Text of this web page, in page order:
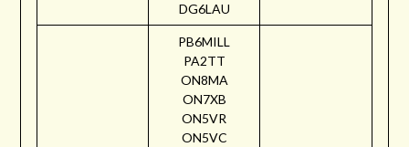
DG6LAU
PB6MILL
PA2TT
ON8MA
ON7XB
ON5VR
ON5VC